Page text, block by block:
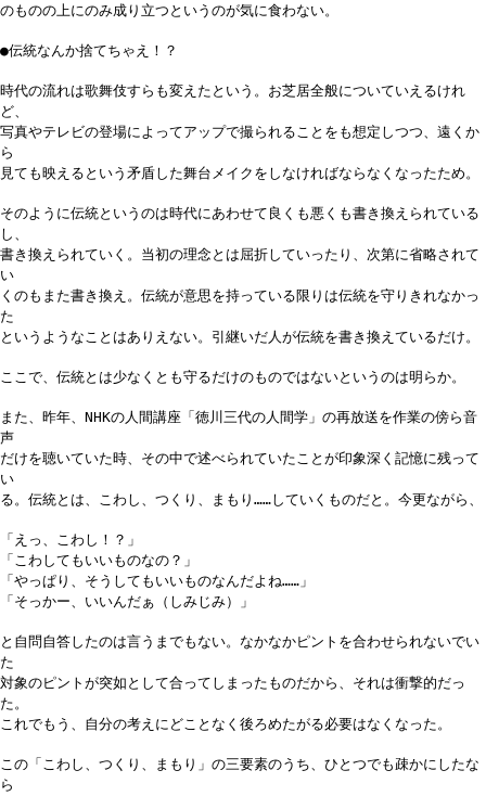
のものの上にのみ成り立つというのが気に食わない。
●伝統なんか捨てちゃえ！？
時代の流れは歌舞伎すらも変えたという。お芝居全般についていえるけれ
ど、
写真やテレビの登場によってアップで撮られることをも想定しつつ、遠くか
ら
見ても映えるという矛盾した舞台メイクをしなければならなくなったため。
そのように伝統というのは時代にあわせて良くも悪くも書き換えられている
し、
書き換えられていく。当初の理念とは屈折していったり、次第に省略されて
い
くのもまた書き換え。伝統が意思を持っている限りは伝統を守りきれなかっ
た
というようなことはありえない。引継いだ人が伝統を書き換えているだけ。
ここで、伝統とは少なくとも守るだけのものではないというのは明らか。
また、昨年、NHKの人間講座「徳川三代の人間学」の再放送を作業の傍ら音
声
だけを聴いていた時、その中で述べられていたことが印象深く記憶に残って
い
る。伝統とは、こわし、つくり、まもり……していくものだと。今更ながら、
「えっ、こわし！？」
「こわしてもいいものなの？」
「やっぱり、そうしてもいいものなんだよね……」
「そっかー、いいんだぁ（しみじみ）」
と自問自答したのは言うまでもない。なかなかピントを合わせられないでい
た
対象のピントが突如として合ってしまったものだから、それは衝撃的だっ
た。
これでもう、自分の考えにどことなく後ろめたがる必要はなくなった。
この「こわし、つくり、まもり」の三要素のうち、ひとつでも疎かにしたな
ら